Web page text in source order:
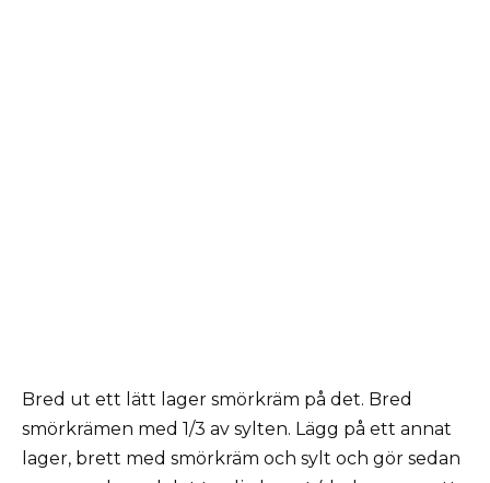
Bred ut ett lätt lager smörkräm på det. Bred
smörkrämen med 1/3 av sylten. Lägg på ett annat
lager, brett med smörkräm och sylt och gör sedan